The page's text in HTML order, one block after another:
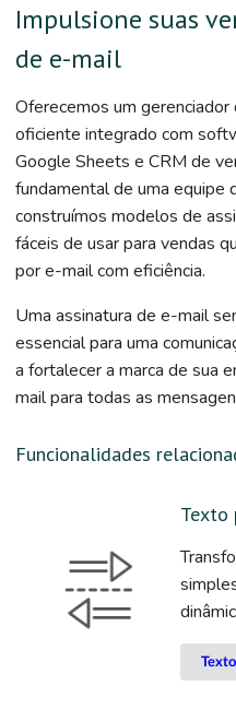
Impulsione suas
de e-mail
Oferecemos um
oficiente integrado com
Google Sheets e CRM de
fundamental de uma equipe
construímos modelos de
fáceis de usar para vendas
por e-mail com eficiência.
Uma assinatura de e-mail
essencial para uma
a fortalecer a marca de sua
mail para todas as
Funcionalidades
Texto